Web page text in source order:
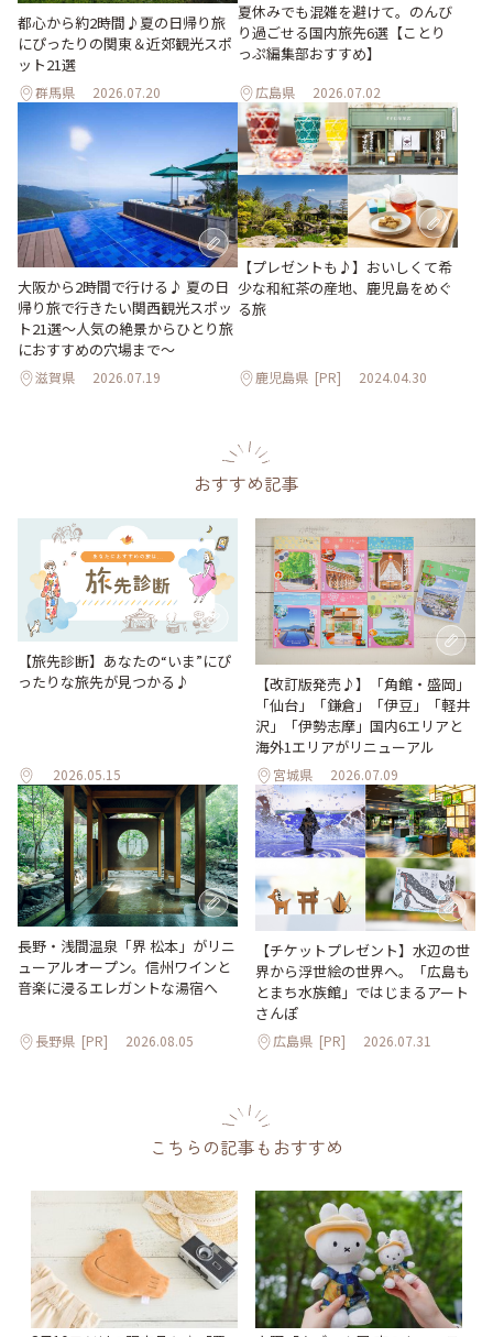
都心から約2時間♪夏の日帰り旅
にぴったりの関東＆近郊観光スポ
ット21選
群馬県 2026.07.20
夏休みでも混雑を避けて。のんび
り過ごせる国内旅先6選【ことり
っぷ編集部おすすめ】
広島県 2026.07.02
大阪から2時間で行ける♪ 夏の日
帰り旅で行きたい関西観光スポッ
ト21選～人気の絶景からひとり旅
におすすめの穴場まで～
滋賀県 2026.07.19
【プレゼントも♪】おいしくて希
少な和紅茶の産地、鹿児島をめぐ
る旅
鹿児島県 [PR] 2024.04.30
おすすめ記事
【旅先診断】あなたの“いま”にぴ
ったりな旅先が見つかる♪
2026.05.15
【改訂版発売♪】「角館・盛岡」
「仙台」「鎌倉」「伊豆」「軽井
沢」「伊勢志摩」国内6エリアと
海外1エリアがリニューアル
宮城県 2026.07.09
長野・浅間温泉「界 松本」がリニ
ューアルオープン。信州ワインと
音楽に浸るエレガントな湯宿へ
長野県 [PR] 2026.08.05
【チケットプレゼント】水辺の世
界から浮世絵の世界へ。「広島も
とまち水族館」ではじまるアート
さんぽ
広島県 [PR] 2026.07.31
こちらの記事もおすすめ